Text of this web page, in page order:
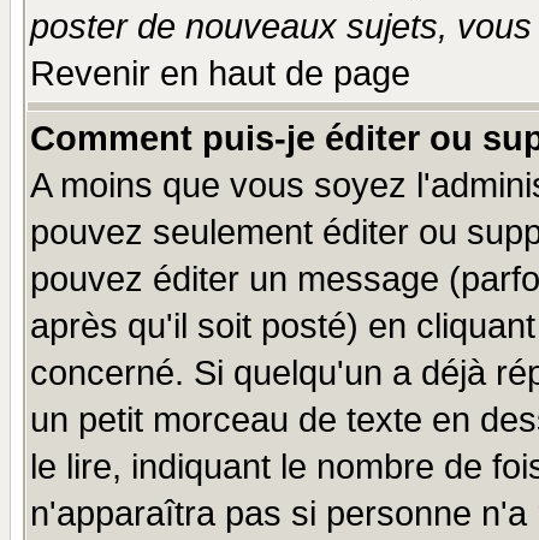
poster de nouveaux sujets,
Revenir en haut de page
Comment puis-je éditer ou
A moins que vous soyez
pouvez seulement éditer ou
pouvez éditer un message
après qu'il soit posté) en
concerné. Si quelqu'un a déjà
un petit morceau de texte en
le lire, indiquant le nombre de
n'apparaîtra pas si personne